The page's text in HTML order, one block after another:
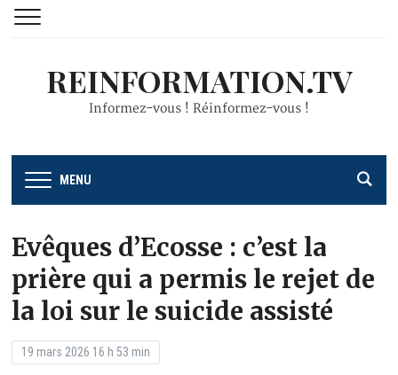
REINFORMATION.TV
Informez-vous ! Réinformez-vous !
MENU
Evêques d’Ecosse : c’est la
prière qui a permis le rejet de
la loi sur le suicide assisté
19 mars 2026 16 h 53 min